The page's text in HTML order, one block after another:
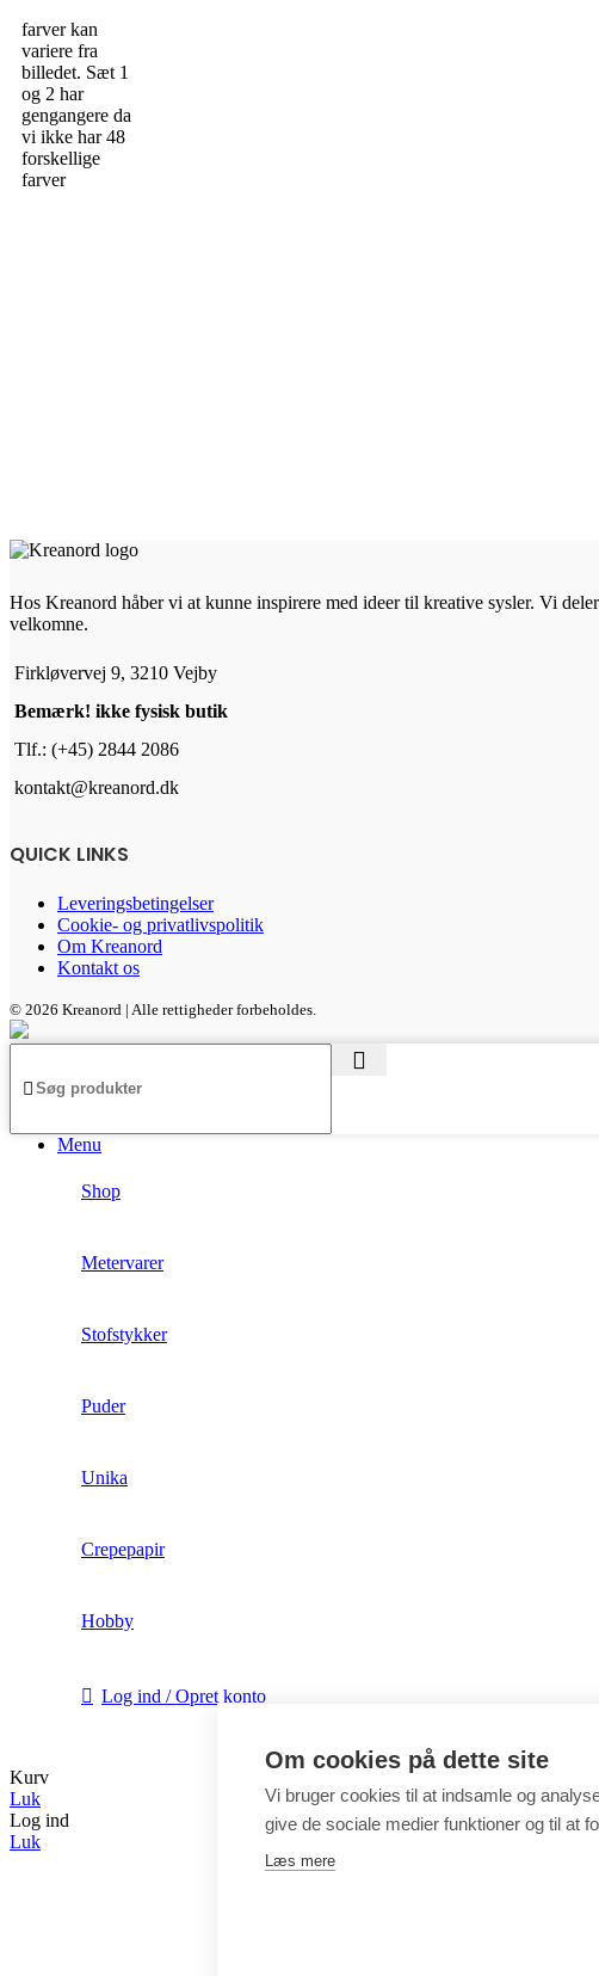
farver kan
variere fra
billedet. Sæt 1
og 2 har
gengangere da
vi ikke har 48
forskellige
farver
Hos Kreanord håber vi at kunne inspirere med ideer til kreative sysler. Vi
velkomne.
Firkløvervej 9, 3210 Vejby
Bemærk! ikke fysisk butik
Tlf.: (+45) 2844 2086
kontakt@kreanord.dk
QUICK LINKS
Leveringsbetingelser
Cookie- og privatlivspolitik
Om Kreanord
Kontakt os
© 2026 Kreanord | Alle rettigheder forbeholdes.
Menu
Shop
Metervarer
Stofstykker
Puder
Unika
Crepepapir
Hobby
Log ind / Opret konto
Kurv
Luk
Log ind
Luk
Om cookies på dette site
Vi bruger cookies til at indsamle og
give de sociale medier funktioner og til at
Læs mere